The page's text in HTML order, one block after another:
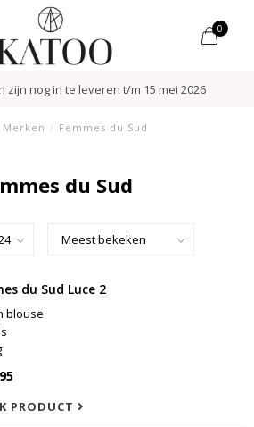
0
zijn nog in te leveren t/m 15 mei 2026
Merken / Femmes du Sud
du Sud
du Sud Luce 2
blouse
PRODUCT